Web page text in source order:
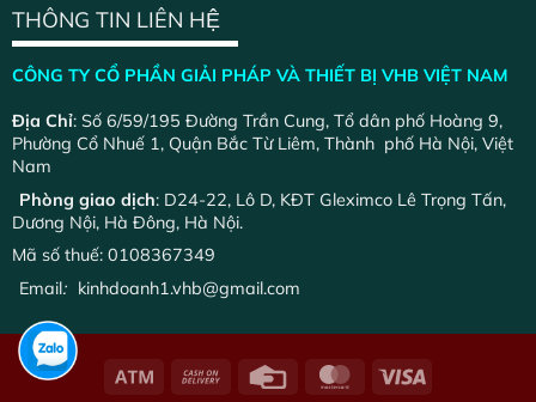
THÔNG TIN LIÊN HỆ
CÔNG TY CỔ PHẦN GIẢI PHÁP VÀ THIẾT BỊ VHB VIỆT NAM
Địa Chỉ: Số 6/59/195 Đường Trần Cung, Tổ dân phố Hoàng 9,
Phường Cổ Nhuế 1, Quận Bắc Từ Liêm, Thành phố Hà Nội, Việt
Nam
Phòng giao dịch: D24-22, Lô D, KĐT Gleximco Lê Trọng Tấn,
Dương Nội, Hà Đông, Hà Nội.
Mã số thuế: 0108367349
Email: kinhdoanh1.vhb@gmail.com